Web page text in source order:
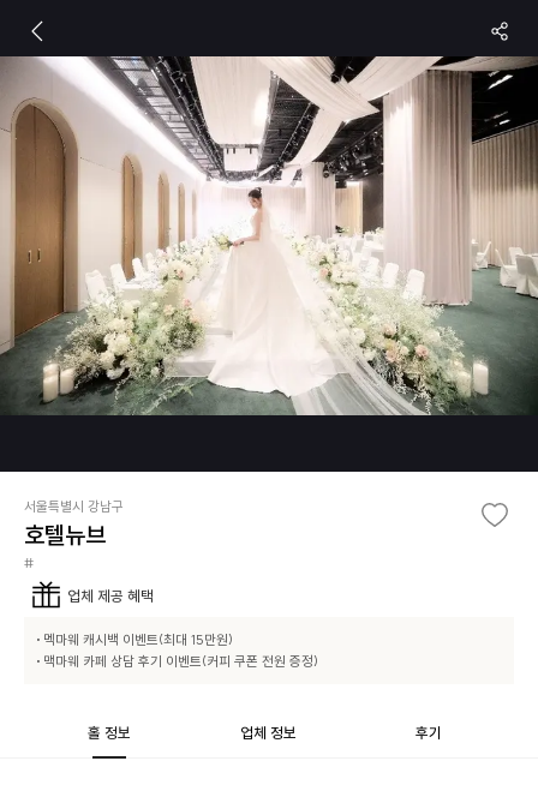
서울특별시 강남구
호텔뉴브
#
업체 제공 혜택
• 멕마웨 캐시백 이벤트(최대 15만원)
• 맥마웨 카페 상담 후기 이벤트(커피 쿠폰 전원 증정)
홀 정보 업체 정보 후기